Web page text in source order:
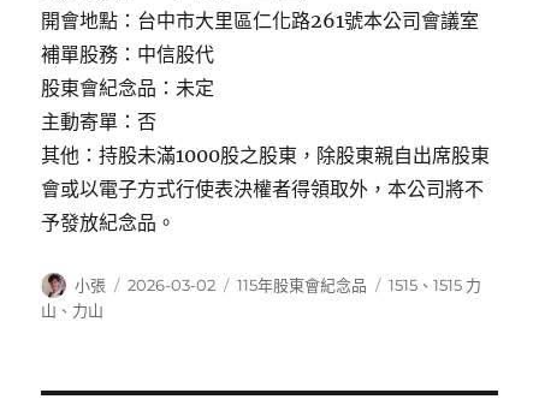
開會地點：台中市大里區仁化路261號本公司會議室
補單股務：中信股代
股東會紀念品：未定
主動寄單：否
其他：持股未滿1000股之股東，除股東親自出席股東
會或以電子方式行使表決權者得領取外，本公司將不
予發放紀念品。
作
者
小張
發
2026-03-02
分
115年股東會紀念品
標
1515 、1515 力
山 、 力山